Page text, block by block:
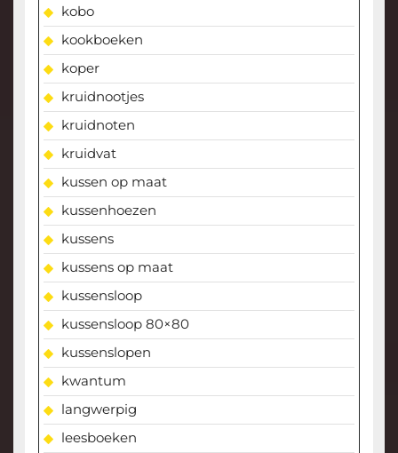
kobo
kookboeken
koper
kruidnootjes
kruidnoten
kruidvat
kussen op maat
kussenhoezen
kussens
kussens op maat
kussensloop
kussensloop 80×80
kussenslopen
kwantum
langwerpig
leesboeken